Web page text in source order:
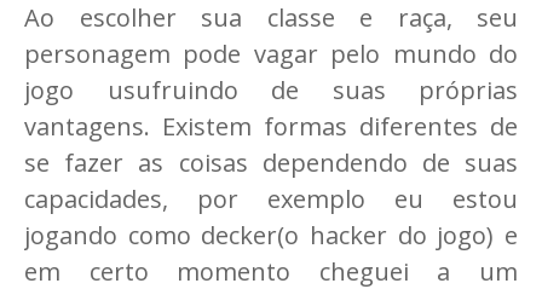
Ao escolher sua classe e raça, seu
personagem pode vagar pelo mundo do
jogo usufruindo de suas próprias
vantagens. Existem formas diferentes de
se fazer as coisas dependendo de suas
capacidades, por exemplo eu estou
jogando como decker(o hacker do jogo) e
em certo momento cheguei a um